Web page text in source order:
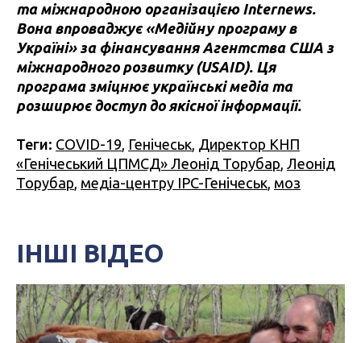
та міжнародною організацією Internews.
Вона впроваджує «Медійну програму в
Україні» за фінансування Агентства США з
міжнародного розвитку (USAID). Ця
програма зміцнює українські медіа та
розширює доступ до якісної інформації.
Теги: COVID-19, Генічеськ, Директор КНП
«Генічеський ЦПМСД» Леонід Торубар, Леонід
Торубар, медіа-центру IPC-Генічеськ, моз
ІНШІ ВІДЕО